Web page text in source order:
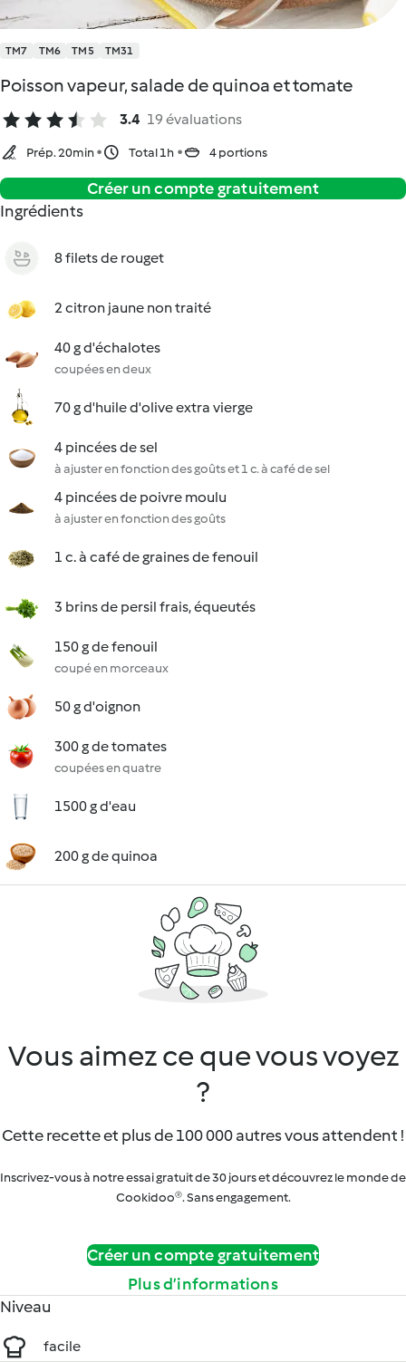
TM7 TM6 TM5 TM31
Poisson vapeur, salade de quinoa et tomate
3.4 19 évaluations
Prép. 20min Total 1h 4 portions
Créer un compte gratuitement
Ingrédients
8 filets de rouget
2 citron jaune non traité
40 g d'échalotes
coupées en deux
70 g d'huile d'olive extra vierge
4 pincées de sel
à ajuster en fonction des goûts et 1 c. à café de sel
4 pincées de poivre moulu
à ajuster en fonction des goûts
1 c. à café de graines de fenouil
3 brins de persil frais, équeutés
150 g de fenouil
coupé en morceaux
50 g d'oignon
300 g de tomates
coupées en quatre
1500 g d'eau
200 g de quinoa
Vous aimez ce que vous voyez
?
Cette recette et plus de 100 000 autres vous attendent !
Inscrivez-vous à notre essai gratuit de 30 jours et découvrez le monde de
Cookidoo®. Sans engagement.
Créer un compte gratuitement
Plus d’informations
Niveau
facile